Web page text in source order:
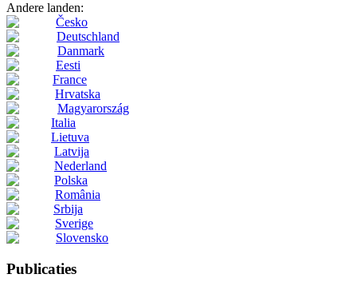
Andere landen:
Česko
Deutschland
Danmark
Eesti
France
Hrvatska
Magyarország
Italia
Lietuva
Latvija
Nederland
Polska
România
Srbija
Sverige
Slovensko
Publicaties